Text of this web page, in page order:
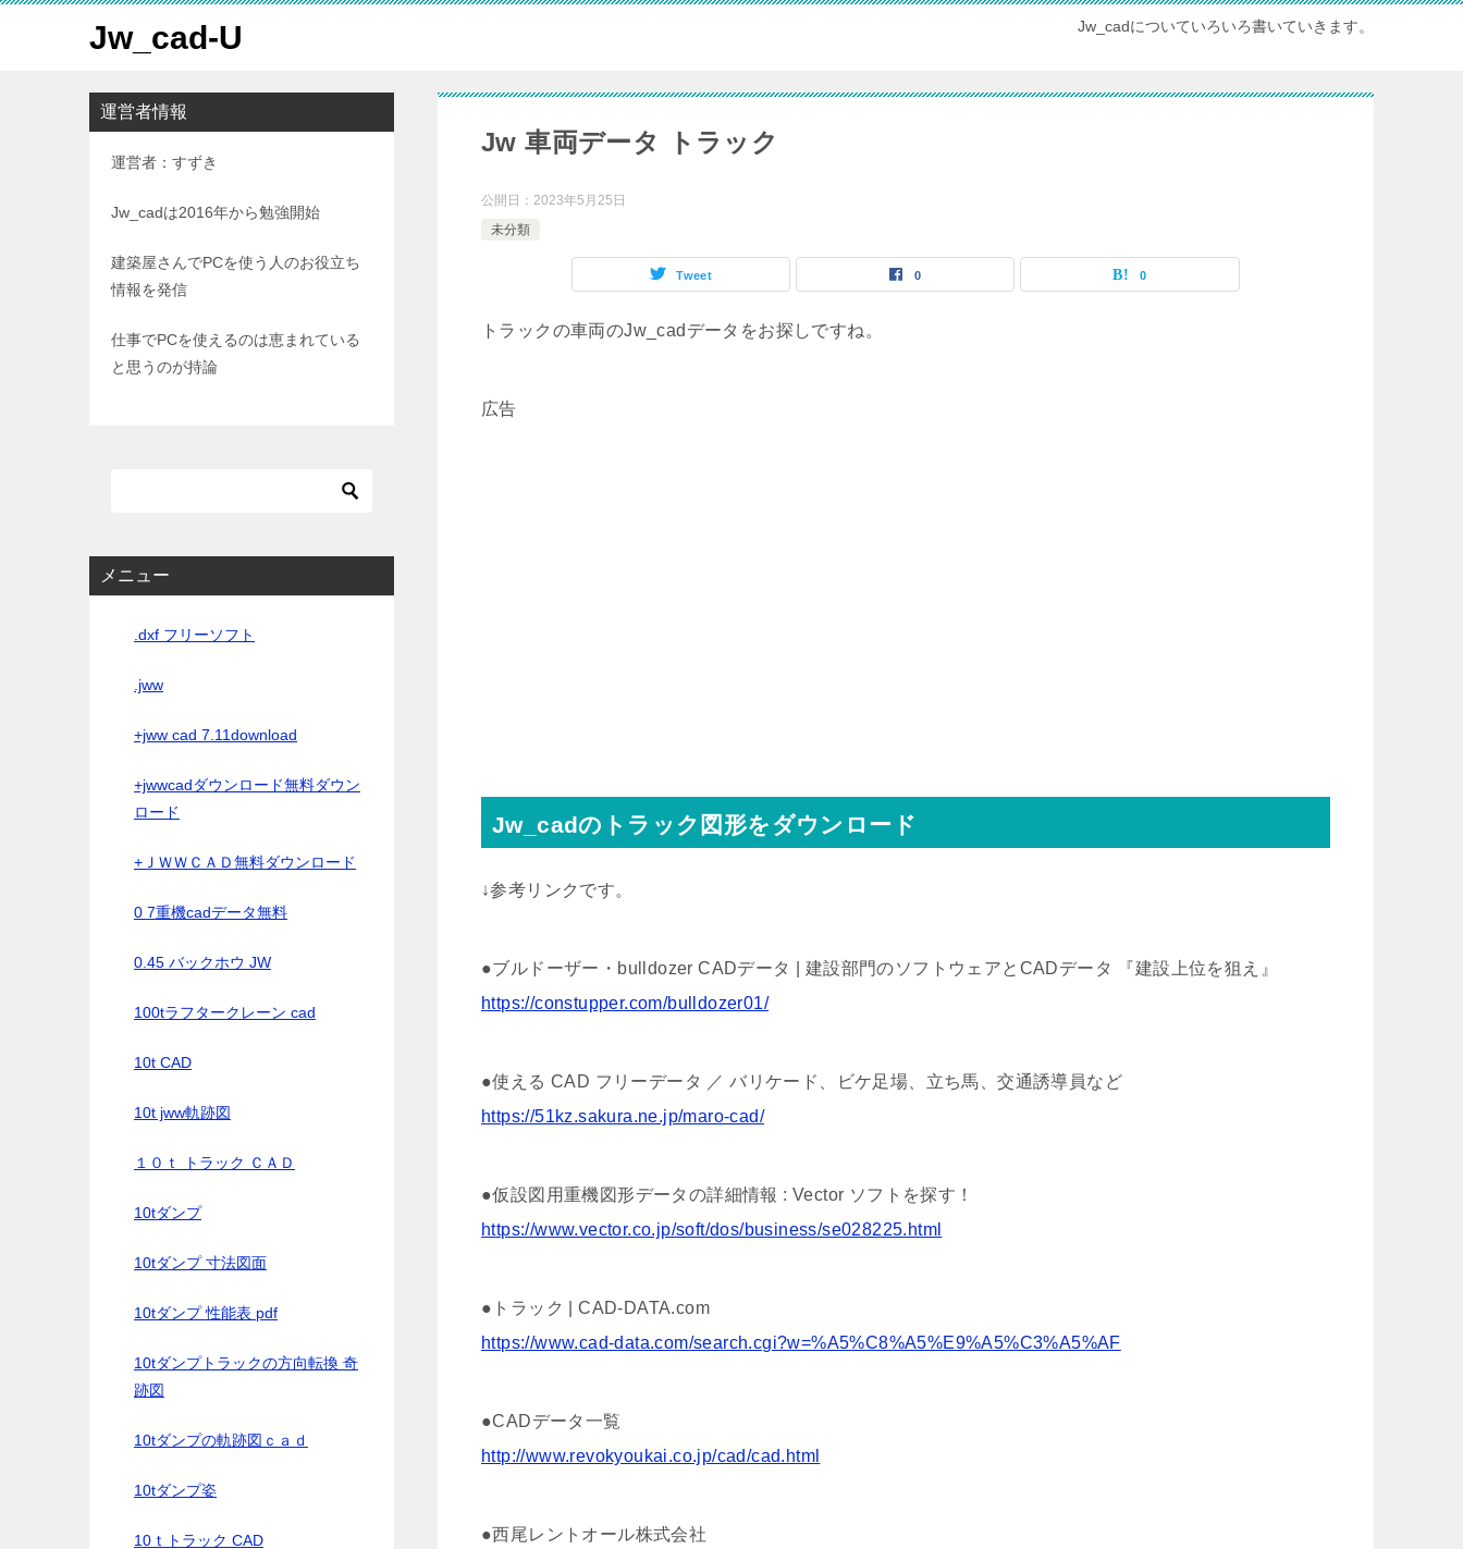
Jw_cad-U Jw_cadについていろいろ書いていきます。
Jw 車両データ トラック
公開日： 2023年5月25日
未分類
Tweet 0 0
トラックの車両のJw_cadデータをお探しですね。
広告
Jw_cadのトラック図形をダウンロード
↓参考リンクです。
●ブルドーザー・bulldozer CADデータ | 建設部門のソフトウェアとCADデータ 『建設上位を狙え』
https://constupper.com/bulldozer01/
●使える CAD フリーデータ ／ バリケード、ビケ足場、立ち馬、交通誘導員など
https://51kz.sakura.ne.jp/maro-cad/
●仮設図用重機図形データの詳細情報 : Vector ソフトを探す！
https://www.vector.co.jp/soft/dos/business/se028225.html
●トラック | CAD-DATA.com
https://www.cad-data.com/search.cgi?w=%A5%C8%A5%E9%A5%C3%A5%AF
●CADデータ一覧
http://www.revokyoukai.co.jp/cad/cad.html
●西尾レントオール株式会社
運営者情報
運営者：すずき
Jw_cadは2016年から勉強開始
建築屋さんでPCを使う人のお役立ち
情報を発信
仕事でPCを使えるのは恵まれている
と思うのが持論
メニュー
.dxf フリーソフト
.jww
+jww cad 7.11download
+jwwcadダウンロード無料ダウン
ロード
+ＪＷＷＣＡＤ無料ダウンロード
0 7重機cadデータ無料
0.45 バックホウ JW
100tラフタークレーン cad
10t CAD
10t jww軌跡図
１０ｔ トラック ＣＡＤ
10tダンプ
10tダンプ 寸法図面
10tダンプ 性能表 pdf
10tダンプトラックの方向転換 奇
跡図
10tダンプの軌跡図ｃａｄ
10tダンプ姿
10ｔトラック CAD